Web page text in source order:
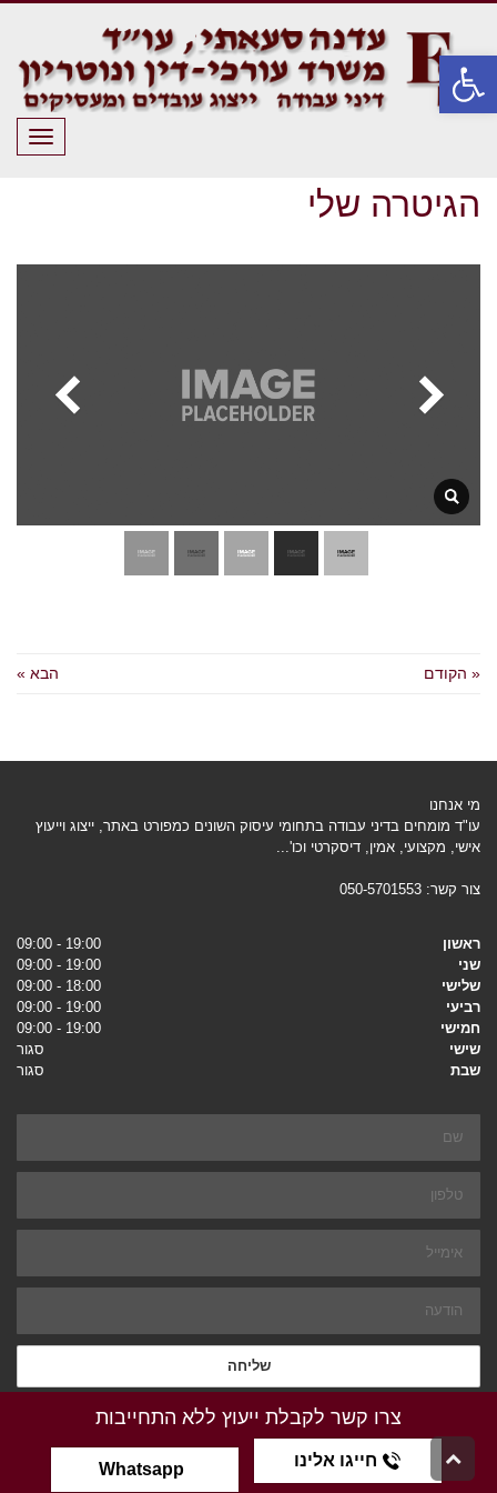
פתח סרגל נגישות
הגיטרה שלי
« הקודם הבא »
מי אנחנו
עו"ד מומחים בדיני עבודה בתחומי עיסוק השונים כמפורט באתר, ייצוג וייעוץ
אישי, מקצועי, אמין, דיסקרטי וכו'...
צור קשר: 050-5701553
ראשון
19:00 - 09:00
שני
19:00 - 09:00
שלישי
18:00 - 09:00
רביעי
19:00 - 09:00
חמישי
19:00 - 09:00
שישי
סגור
שבת
סגור
שליחה
אתר זה נבנה ע"י PCland
לראש
צרו קשר לקבלת ייעוץ ללא התחייבות
חייגו אלינו Whatsapp